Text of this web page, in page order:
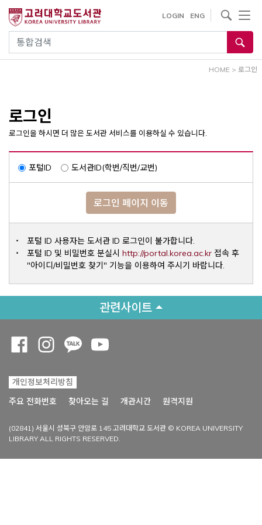
건
통합검색
LOGIN ENG
사이트내 검색
HOME > 로그인
로그인
로그인을 하시면 더 많은 도서관 서비스를 이용하실 수 있습니다.
포털ID 도서관ID(학번/직번/교번)
로그인 페이지 이동
포털 ID 사용자는 도서관 ID 로그인이 불가합니다.
포털 ID 및 비밀번호 분실시 http://portal.korea.ac.krOpens a
접속 후
"아이디/비밀번호 찾기" 기능을 이용하여 주시기 바랍니다.
관련사이트
개인정보처리방침
주요 전화번호
찾아오는 길 개관시간 원격지원
(02841) 서울시 성북구 안암로 145 고려대학교 도서관 © KOREA UNIVERSITY
LIBRARY ALL RIGHTS RESERVED.
Opens a new window
Opens a new window
Opens a new window